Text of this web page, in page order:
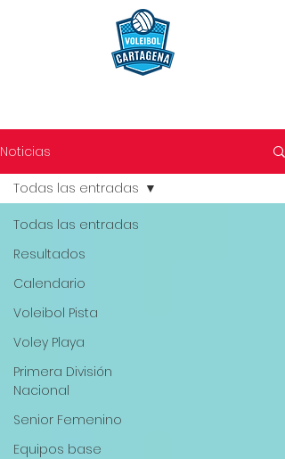
Noticias
Todas las entradas
Resultados
Calendario
Voleibol Pista
Voley Playa
Primera División
Nacional
Senior Femenino
Equipos base
Todas las entradas